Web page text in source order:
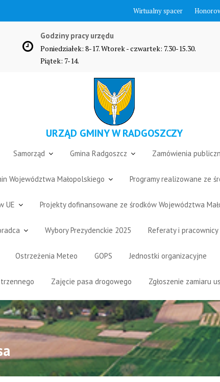
Wirtualny spacer
Godziny pracy urzędu
Poniedziałek: 8-17. Wtorek - czwartek: 7.30-15.30.
Piątek: 7-14.
URZĄD GMINY W RADGOSZCZY
Samorząd Gmina Radgoszcz Zamówienia
Województwa Małopolskiego Programy realizowane ze
UE Projekty dofinansowane ze środków Województwa
Wybory Prezydenckie 2025 Referaty i pracownicy
Ostrzeżenia Meteo GOPS Jednostki organizacyjne
Zajęcie pasa drogowego Zgłoszenie zamiaru